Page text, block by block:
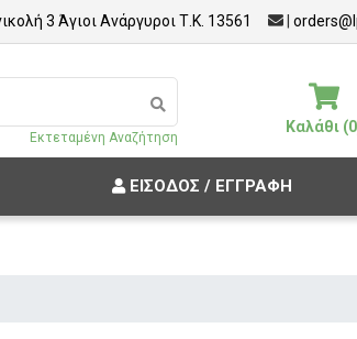
3 Άγιοι Ανάργυροι Τ.Κ. 13561
Εκτεταμένη Αναζήτηση
Καλάθι
ΕΊΣΟΔΟΣ / ΕΓΓΡΑΦΉ